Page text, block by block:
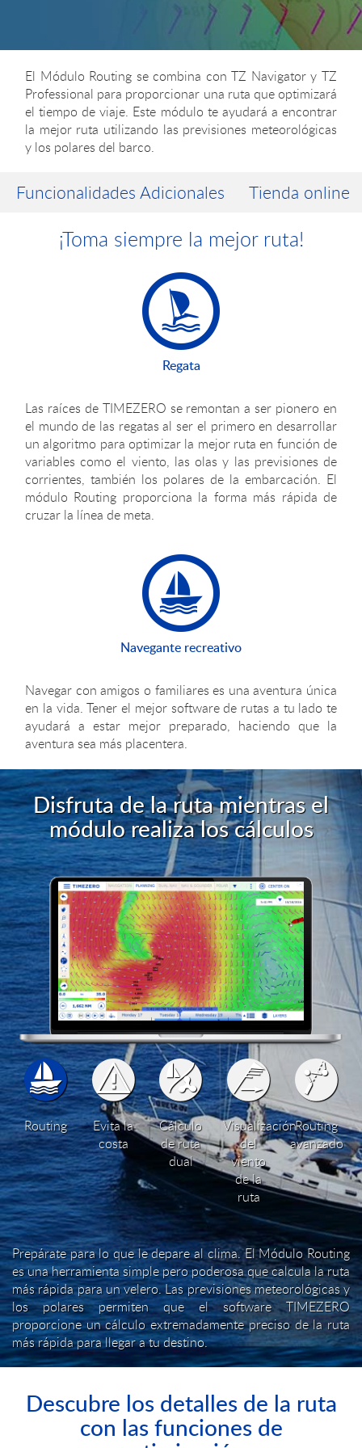
El Módulo Routing se combina conTZ NavigatoryTZ
Professional para proporcionar una ruta que optimizará
el tiempo de viaje. Este módulo te ayudará a encontrar
la mejor ruta utilizando las previsiones meteorológicas
y los polares del barco.
Funcionalidades Adicionales Tienda online
¡Toma siempre la mejor ruta!
Regata
Las raíces de TIMEZERO se remontan a ser pionero en
el mundo de las regatas al ser el primero en desarrollar
un algoritmo para optimizar la mejor ruta en función de
variables como el viento, las olas y las previsiones de
corrientes, también los polares de la embarcación. El
módulo Routing proporciona la forma más rápida de
cruzar la línea de meta.
Navegante recreativo
Navegar con amigos o familiares es una aventura única
en la vida. Tener el mejor software de rutas a tu lado te
ayudará a estar mejor preparado, haciendo que la
aventura sea más placentera.
Disfruta de la ruta mientras el
módulo realiza los cálculos
Routing
Evita la
costa
Cálculo
de ruta
dual
Visualización
del
viento
de la
ruta
Routing
avanzado
Prepárate para lo que le depare al clima. El Módulo Routing
es una herramienta simple pero poderosa que calcula la ruta
más rápida para un velero. Las previsiones meteorológicas y
los polares permiten que el software TIMEZERO
proporcione un cálculo extremadamente preciso de la ruta
más rápida para llegar a tu destino.
Descubre los detalles de la ruta
con las funciones de